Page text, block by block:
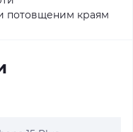
потовщеним краям